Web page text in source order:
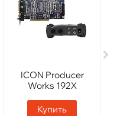
ICON Producer
Works 192X
Купить